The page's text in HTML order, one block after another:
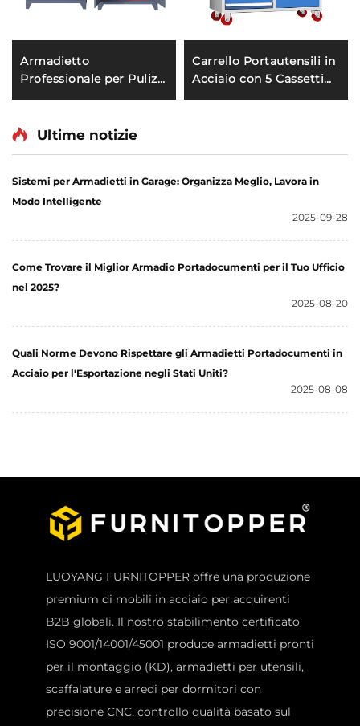
Armadietto
Professionale per Pulizie
Scope e Stracci,
Carrello Portautensili in
Acciaio con 5 Cassetti
per Meccanico
Ultime notizie
Sistemi per Armadietti in Garage: Organizza Meglio, Lavora in
Modo Intelligente
2025-09-28
Come Trovare il Miglior Armadio Portadocumenti per il Tuo Ufficio
nel 2025?
2025-08-20
Quali Norme Devono Rispettare gli Armadietti Portadocumenti in
Acciaio per l'Esportazione negli Stati Uniti?
2025-08-08
LUOYANG FURNITOPPER offre una produzione
premium di mobili in acciaio per acquirenti
B2B globali. Il nostro stabilimento certificato
ISO 9001/14001/45001 produce armadietti pronti
per il montaggio (KD), armadietti per utensili,
scaffalature e arredi per dormitori con
precisione CNC, controllo qualità basato sul